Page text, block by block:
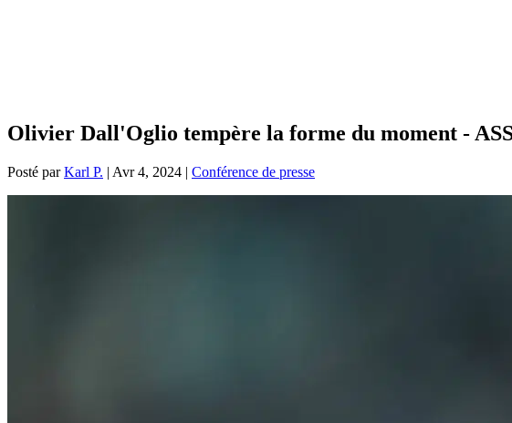
Olivier Dall'Oglio tempère la forme du moment -
Posté parKarl P. | Avr 4, 2024 | Conférence de presse